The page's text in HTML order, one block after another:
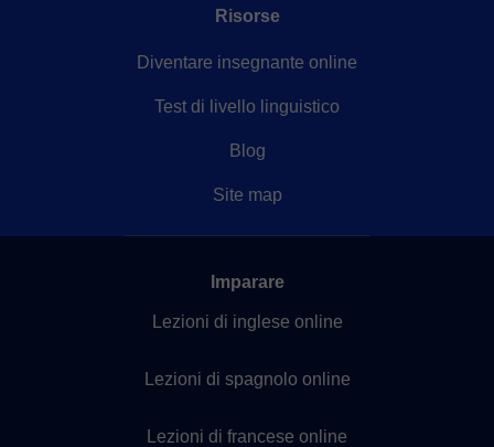
Risorse
Diventare insegnante online
Test di livello linguistico
Blog
Site map
Imparare
Lezioni di inglese online
Lezioni di spagnolo online
Lezioni di francese online